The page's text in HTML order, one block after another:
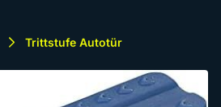
Trittstufe Autotür